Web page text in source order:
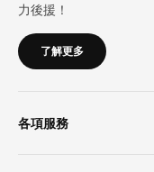
力後援！
了解更多
各項服務